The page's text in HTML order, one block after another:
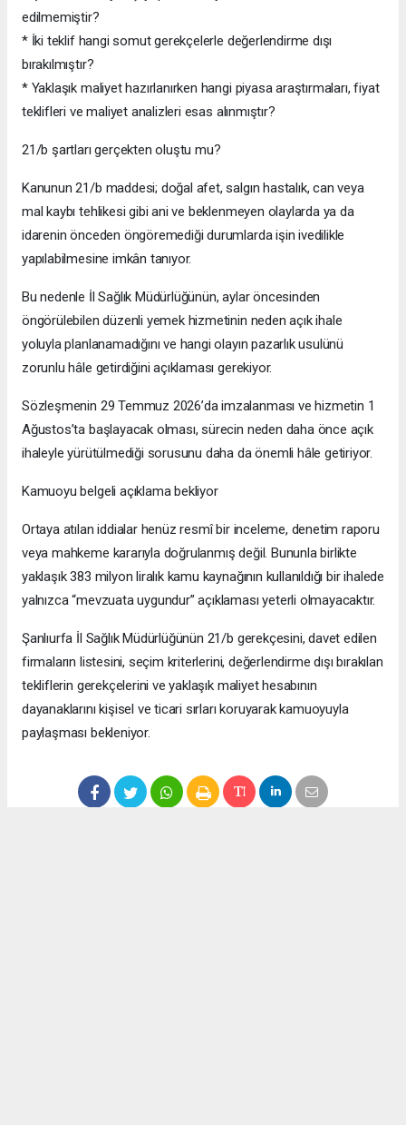
edilmemiştir?
* İki teklif hangi somut gerekçelerle değerlendirme dışı
bırakılmıştır?
* Yaklaşık maliyet hazırlanırken hangi piyasa araştırmaları, fiyat
teklifleri ve maliyet analizleri esas alınmıştır?
21/b şartları gerçekten oluştu mu?
Kanunun 21/b maddesi; doğal afet, salgın hastalık, can veya
mal kaybı tehlikesi gibi ani ve beklenmeyen olaylarda ya da
idarenin önceden öngöremediği durumlarda işin ivedilikle
yapılabilmesine imkân tanıyor.
Bu nedenle İl Sağlık Müdürlüğünün, aylar öncesinden
öngörülebilen düzenli yemek hizmetinin neden açık ihale
yoluyla planlanamadığını ve hangi olayın pazarlık usulünü
zorunlu hâle getirdiğini açıklaması gerekiyor.
Sözleşmenin 29 Temmuz 2026’da imzalanması ve hizmetin 1
Ağustos’ta başlayacak olması, sürecin neden daha önce açık
ihaleyle yürütülmediği sorusunu daha da önemli hâle getiriyor.
Kamuoyu belgeli açıklama bekliyor
Ortaya atılan iddialar henüz resmî bir inceleme, denetim raporu
veya mahkeme kararıyla doğrulanmış değil. Bununla birlikte
yaklaşık 383 milyon liralık kamu kaynağının kullanıldığı bir ihalede
yalnızca “mevzuata uygundur” açıklaması yeterli olmayacaktır.
Şanlıurfa İl Sağlık Müdürlüğünün 21/b gerekçesini, davet edilen
firmaların listesini, seçim kriterlerini, değerlendirme dışı bırakılan
tekliflerin gerekçelerini ve yaklaşık maliyet hesabının
dayanaklarını kişisel ve ticari sırları koruyarak kamuoyuyla
paylaşması bekleniyor.